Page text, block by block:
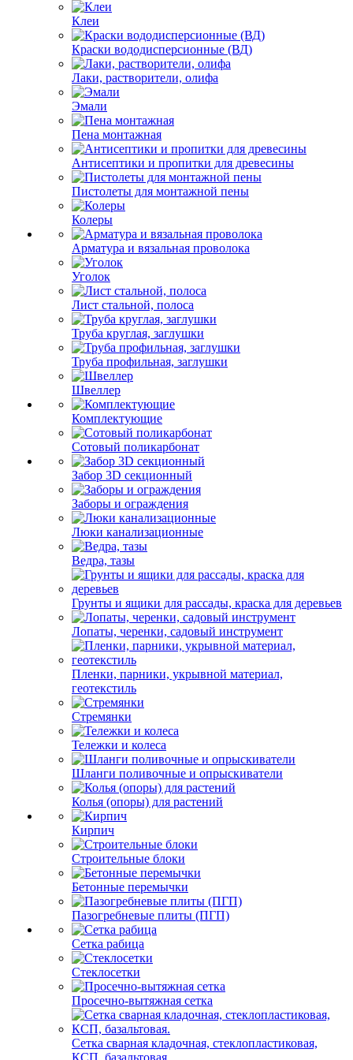
Клеи
Краски вододисперсионные (ВД)
Лаки, растворители, олифа
Эмали
Пена монтажная
Антисептики и пропитки для древесины
Пистолеты для монтажной пены
Колеры
Арматура и вязальная проволока
Уголок
Лист стальной, полоса
Труба круглая, заглушки
Труба профильная, заглушки
Швеллер
Комплектующие
Сотовый поликарбонат
Забор 3D секционный
Заборы и ограждения
Люки канализационные
Ведра, тазы
Грунты и ящики для рассады, краска для деревьев
Лопаты, черенки, садовый инструмент
Пленки, парники, укрывной материал,
геотекстиль
Стремянки
Тележки и колеса
Шланги поливочные и опрыскиватели
Колья (опоры) для растений
Кирпич
Строительные блоки
Бетонные перемычки
Пазогребневые плиты (ПГП)
Сетка рабица
Стеклосетки
Просечно-вытяжная сетка
Сетка сварная кладочная, стеклопластиковая,
КСП, базальтовая.